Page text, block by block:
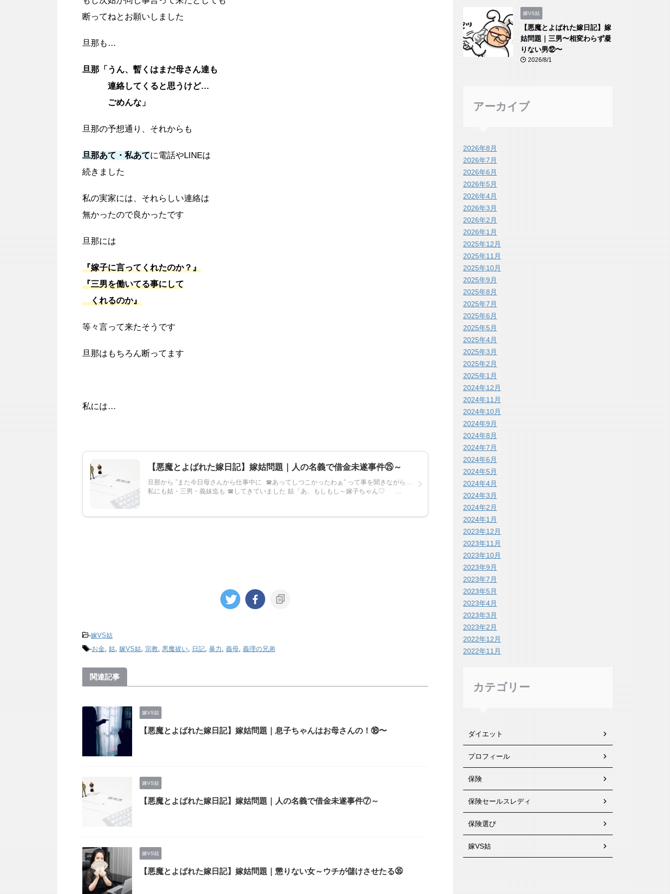
断ってねとお願いしました
旦那も…
旦那「うん、暫くはまだ母さん達も
連絡してくると思うけど…
ごめんな」
旦那の予想通り、それからも
旦那あて・私あてに電話やLINEは
続きました
私の実家には、それらしい連絡は
無かったので良かったです
旦那には
『嫁子に言ってくれたのか？』
『三男を働いてる事にして
くれるのか』
等々言って来たそうです
旦那はもちろん断ってます
私には…
【悪魔とよばれた嫁日記】嫁姑問題｜人の名義で借金未遂事件㉕～
旦那から ”また今日母さんから仕事中に ☎あってしつこかったわぁ” って事を聞きながら…
私にも姑・三男・義妹迄も ☎してきていました 姑「あ、もしもし～嫁子ちゃん♡ ...
-嫁VS姑
-お金 姑 嫁VS姑 宗教 悪魔祓い 日記 暴力 義母 義理の兄弟
関連記事
嫁VS姑
【悪魔とよばれた嫁日記】嫁姑問題｜息子ちゃんはお母さんの！⑱〜
嫁VS姑
【悪魔とよばれた嫁日記】嫁姑問題｜人の名義で借金未遂事件⑦～
嫁VS姑
【悪魔とよばれた嫁日記】嫁姑問題｜懲りない女～ウチが儲けさせたる㉟
嫁VS姑
【悪魔とよばれた嫁日記】嫁
姑問題｜三男〜相変わらず凝
りない男⑫〜
2026/8/1
アーカイブ
2026年8月
2026年7月
2026年6月
2026年5月
2026年4月
2026年3月
2026年2月
2026年1月
2025年12月
2025年11月
2025年10月
2025年9月
2025年8月
2025年7月
2025年6月
2025年5月
2025年4月
2025年3月
2025年2月
2025年1月
2024年12月
2024年11月
2024年10月
2024年9月
2024年8月
2024年7月
2024年6月
2024年5月
2024年4月
2024年3月
2024年2月
2024年1月
2023年12月
2023年11月
2023年10月
2023年9月
2023年7月
2023年5月
2023年4月
2023年3月
2023年2月
2022年12月
2022年11月
カテゴリー
ダイエット
プロフィール
保険
保険セールスレディ
保険選び
嫁VS姑